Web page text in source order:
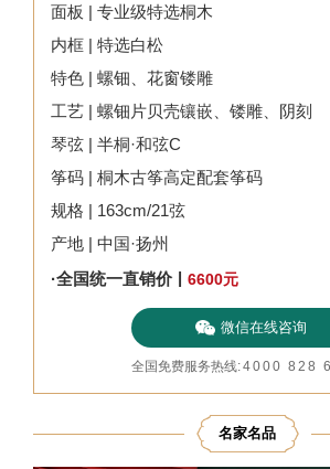
面板 | 专业级特选桐木
内框 | 特选白松
特色 | 螺钿、花窗镂雕
工艺 | 螺钿片贝壳镶嵌、镂雕、阴刻
琴弦 | 半桐·和弦C
筝码 | 桐木古筝高定配套筝码
规格 | 163cm/21弦
产地 | 中国·扬州
·全国统一直销价 | 6600元
微信在线咨询
全国免费服务热线:4000 828
名家名品